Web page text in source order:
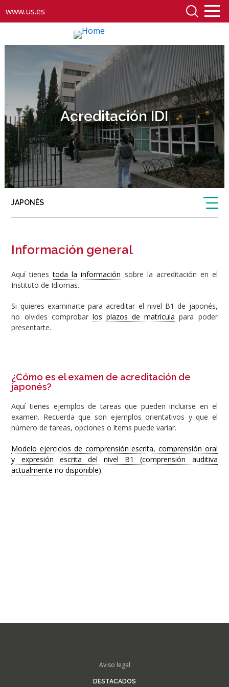
www.us.es
Acreditación IDI
Información general
Aquí tienestoda la información sobre la acreditación en el
Instituto de Idiomas.
Si quieres examinarte para acreditar el nivel B1 de japonés,
no olvides comprobar los plazos de matrícula para poder
presentarte.
¿Cómo es el examen de acreditación de
japonés?
Aquí tienes ejemplos de tareas que pueden incluirse en el
examen. Recuerda que son ejemplos orientativos y que el
número de tareas, opciones o ítems puede variar.
Modelo ejercicios de comprensión escrita, comprensión oral
y expresión escrita del nivel B1 (comprensión auditiva
actualmente no disponible).
JAPONÉS
Aviso legal
DESTACADOS